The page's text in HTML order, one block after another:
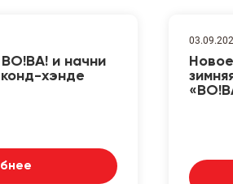
и начни
хэнде